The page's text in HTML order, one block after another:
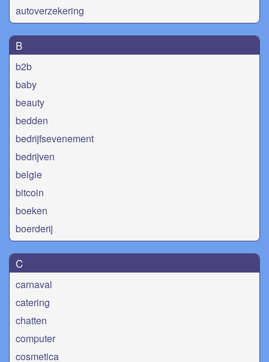
autoverzekering
B
b2b
baby
beauty
bedden
bedrijfsevenement
bedrijven
belgie
bitcoin
boeken
boerderij
C
carnaval
catering
chatten
computer
cosmetica